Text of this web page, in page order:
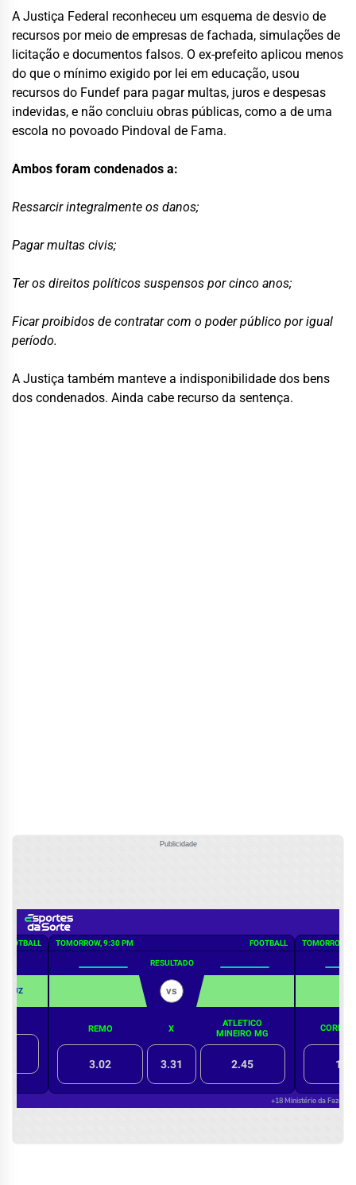
A Justiça Federal reconheceu um esquema de desvio de
recursos por meio de empresas de fachada, simulações de
licitação e documentos falsos. O ex-prefeito aplicou menos
do que o mínimo exigido por lei em educação, usou
recursos do Fundef para pagar multas, juros e despesas
indevidas, e não concluiu obras públicas, como a de uma
escola no povoado Pindoval de Fama.
Ambos foram condenados a:
Ressarcir integralmente os danos;
Pagar multas civis;
Ter os direitos políticos suspensos por cinco anos;
Ficar proibidos de contratar com o poder público por igual
período.
A Justiça também manteve a indisponibilidade dos bens
dos condenados. Ainda cabe recurso da sentença.
Publicidade